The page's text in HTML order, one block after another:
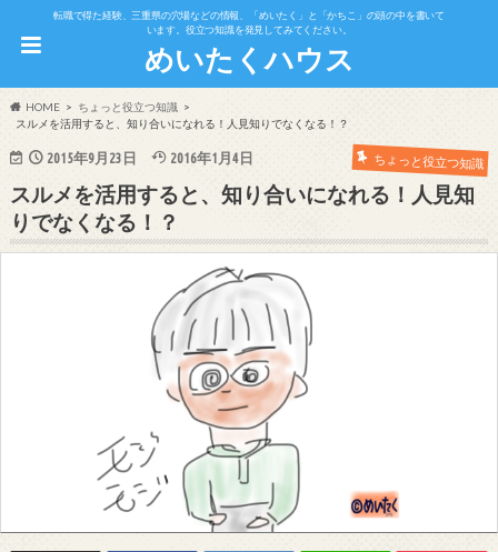
転職で得た経験、三重県の穴場などの情報、「めいたく」と「かちこ」の頭の中を書いて
います。役立つ知識を発見してみてください。
めいたくハウス
HOME
ちょっと役立つ知識
スルメを活用すると、知り合いになれる！人見知りでなくなる！？
2015年9月23日 2016年1月4日 ちょっと役立つ知識
スルメを活用すると、知り合いになれる！人見知
りでなくなる！？